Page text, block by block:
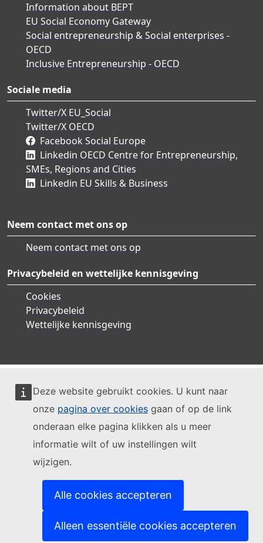
Deze website gebruikt cookies. U kunt naar
onze pagina over cookies gaan of op de link
onderaan elke pagina klikken als u meer
informatie wilt of uw instellingen wilt
wijzigen.
Alle cookies accepteren
Alleen essentiële cookies accepteren
Information about BEPT
EU Social Economy Gateway
Social entrepreneurship & Social enterprises -
OECD
Inclusive Entrepreneurship - OECD
Sociale media
Twitter/X EU_Social
Twitter/X OECD
Facebook Social Europe
Linkedin OECD Centre for Entrepreneurship,
SMEs, Regions and Cities
Linkedin EU Skills & Business
Neem contact met ons op
Neem contact met ons op
Privacybeleid en wettelijke kennisgeving
Cookies
Privacybeleid
Wettelijke kennisgeving